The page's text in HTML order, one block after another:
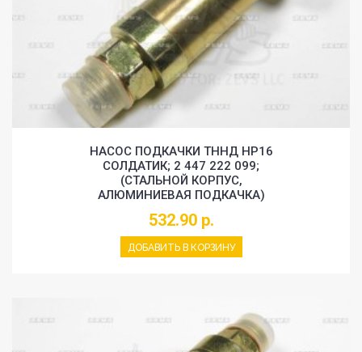
НАСОС ПОДКАЧКИ ТННД HP16
СОЛДАТИК; 2 447 222 099;
(СТАЛЬНОЙ КОРПУС,
АЛЮМИНИЕВАЯ ПОДКАЧКА)
532.90 р.
ДОБАВИТЬ В КОРЗИНУ